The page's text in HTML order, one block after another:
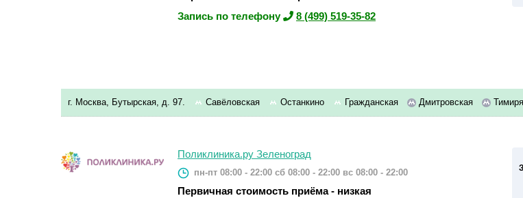
Запись по телефону
8 (499) 519-35-82
г. Москва, Бутырская, д. 97. Савёловская Останкино Гражданская Дмитровская
Поликлиника.ру Зеленоград
пн-пт 08:00 - 22:00 сб 08:00 - 22:00 вс 08:00 - 22:00
Первичная стоимость приёма - низкая